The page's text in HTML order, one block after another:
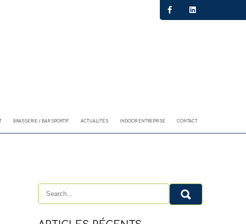
BRASSERIE / BAR SPORTIF ACTUALITÉS INDOOR ENTREPRISE CONTACT